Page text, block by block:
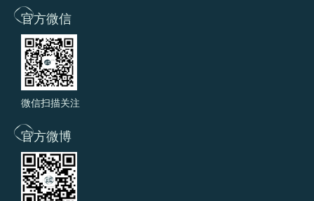
官方微信
微信扫描关注
官方微博